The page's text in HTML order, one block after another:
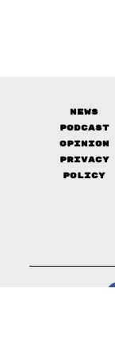
News
Podcast
Opinion
Privacy
Policy